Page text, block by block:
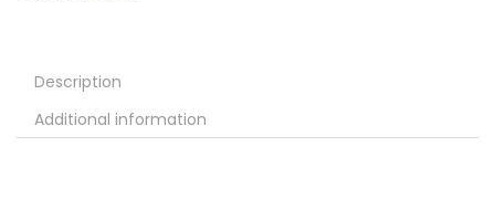
Description
Additional information